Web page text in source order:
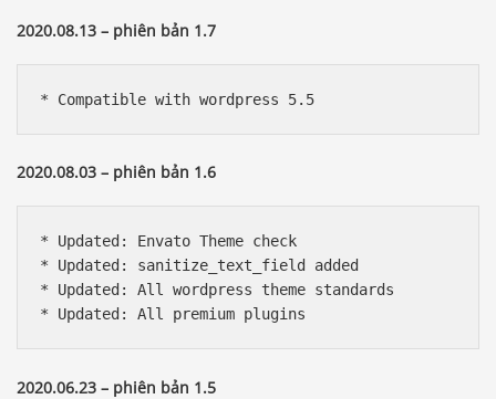
2020.08.13 – phiên bản 1.7
* Compatible with wordpress 5.5
2020.08.03 – phiên bản 1.6
* Updated: Envato Theme check
* Updated: sanitize_text_field added
* Updated: All wordpress theme standards
* Updated: All premium plugins
2020.06.23 – phiên bản 1.5